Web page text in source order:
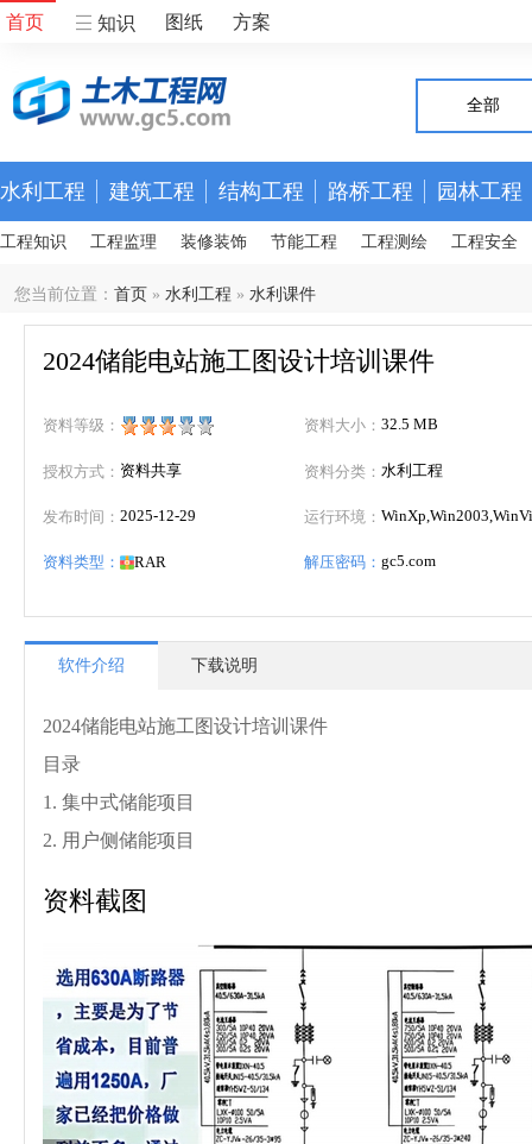
首页 知识 图纸 方案
全部
水利工程 建筑工程 结构工程 路桥工程 园林工程
工程知识 工程监理 装修装饰 节能工程 工程测绘 工程安全
您当前位置： 首页 » 水利工程 » 水利课件
2024储能电站施工图设计培训课件
资料等级：
授权方式： 资料共享
发布时间： 2025-12-29
资料类型： RAR
资料大小： 32.5 MB
资料分类： 水利工程
运行环境：
解压密码： gc5.com
软件介绍 下载说明
2024储能电站施工图设计培训课件
目录
1. 集中式储能项目
2. 用户侧储能项目
资料截图